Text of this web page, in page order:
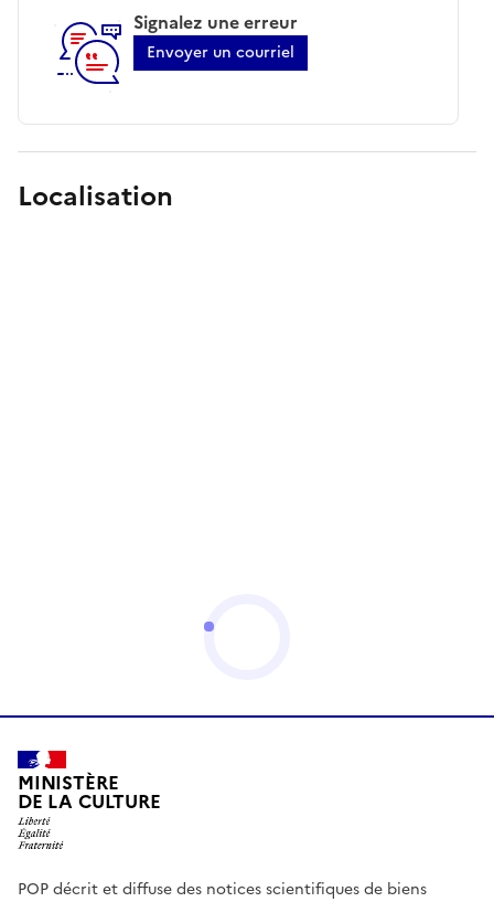
Signalez une erreur
Envoyer un courriel
Localisation
MINISTÈRE
DE LA CULTURE
POP décrit et diffuse des notices scientifiques de biens